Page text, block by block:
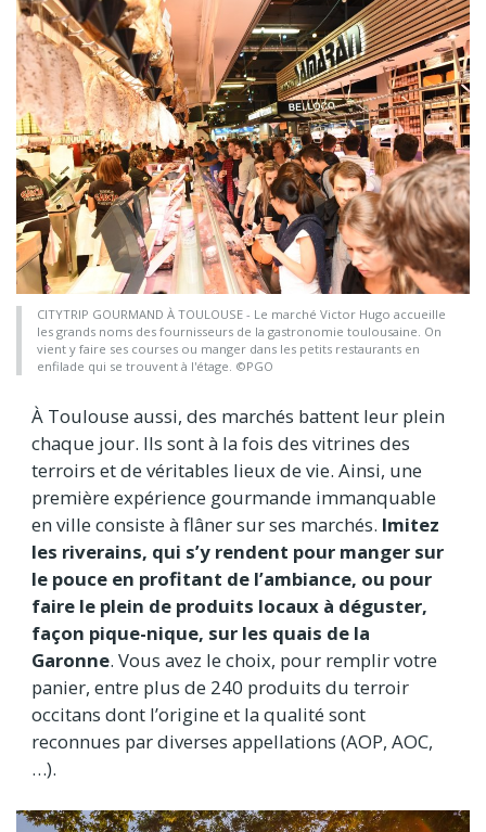
CITYTRIP GOURMAND À TOULOUSE - Le marché Victor Hugo accueille
les grands noms des fournisseurs de la gastronomie toulousaine. On
vient y faire ses courses ou manger dans les petits restaurants en
enfilade qui se trouvent à l'étage. ©PGO
À Toulouse aussi, des marchés battent leur plein
chaque jour. Ils sont à la fois des vitrines des
terroirs et de véritables lieux de vie. Ainsi, une
première expérience gourmande immanquable
en ville consiste à flâner sur ses marchés. Imitez
les riverains, qui s’y rendent pour manger sur
le pouce en profitant de l’ambiance, ou pour
faire le plein de produits locaux à déguster,
façon pique-nique, sur les quais de la
Garonne. Vous avez le choix, pour remplir votre
panier, entre plus de 240 produits du terroir
occitans dont l’origine et la qualité sont
reconnues par diverses appellations (AOP, AOC,
…).